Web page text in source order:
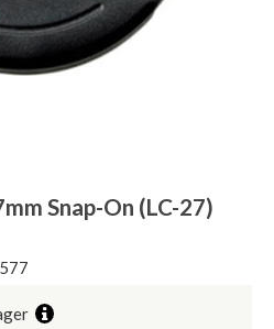
Snap-On (LC-27)